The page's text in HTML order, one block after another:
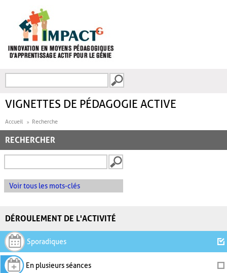
FORMULAIRE DE
VIGNETTES DE PÉDAGOGIE ACTIVE
Accueil Recherche
RECHERCHER
Voir tous les mots-clés
DÉROULEMENT DE L'ACTIVITÉ
Sporadiques
En plusieurs séances